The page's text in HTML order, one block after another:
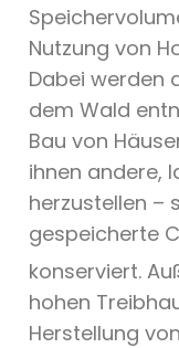
Nutzung von
Dabei werden
dem Wald
Bau von
ihnen andere,
herzustellen –
gespeicherte
konserviert.
hohen
Herstellung